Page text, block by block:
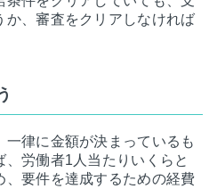
か、審査をクリアしなければ
一律に金額が決まっているも
労働者1人当たりいくらと
、要件を達成するための経費